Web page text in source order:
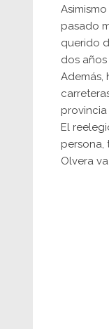
pasado
querido
dos
Además,
El
persona,
Olvera